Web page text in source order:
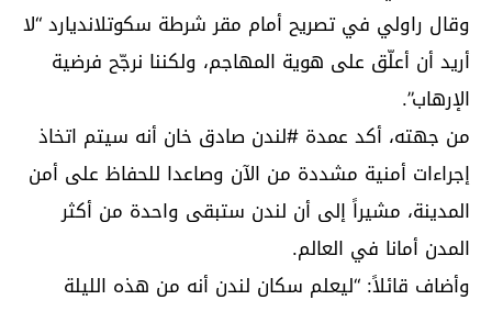
وقال راولي في تصريح أمام مقر شرطة سكوتلانديارد “لا
أريد أن أعلّق على هوية المهاجم، ولكننا نرجّح فرضية
الإرهاب”.
من جهته، أكد عمدة #لندن صادق خان أنه سيتم اتخاذ
إجراءات أمنية مشددة من الآن وصاعدا للحفاظ على أمن
المدينة، مشيراً إلى أن لندن ستبقى واحدة من أكثر
المدن أمانا في العالم.
وأضاف قائلاً: “ليعلم سكان لندن أنه من هذه الليلة